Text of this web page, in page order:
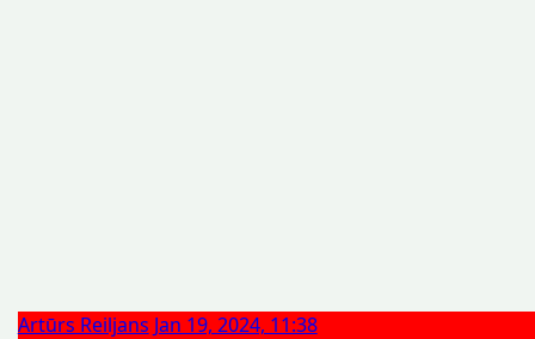
Artūrs Reiljans Jan 19, 2024, 11:38